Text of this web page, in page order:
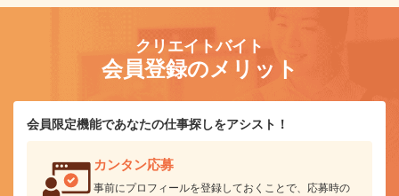
クリエイトバイト
会員登録のメリット
会員限定機能であなたの仕事探しをアシスト！
カンタン応募
事前にプロフィールを登録しておくことで、応募時の